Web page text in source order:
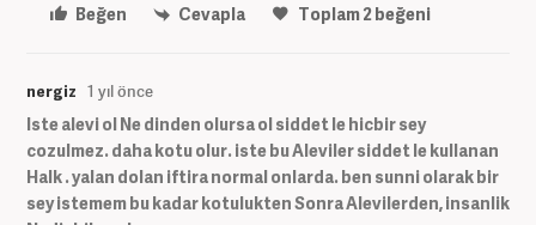
Beğen
Cevapla Toplam2beğeni
nergiz 1 yıl önce
Iste alevi ol Ne dinden olursa ol siddet le hicbir sey
cozulmez. daha kotu olur. iste bu Aleviler siddet le kullanan
Halk . yalan dolan iftira normal onlarda. ben sunni olarak bir
sey istemem bu kadar kotulukten Sonra Alevilerden, insanlik